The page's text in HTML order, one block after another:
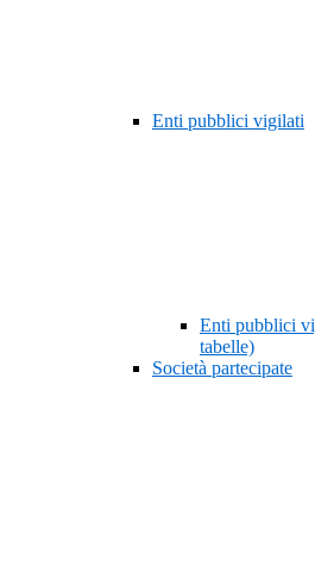
Enti pubblici vigilati
Enti pubblici
tabelle)
Società partecipate